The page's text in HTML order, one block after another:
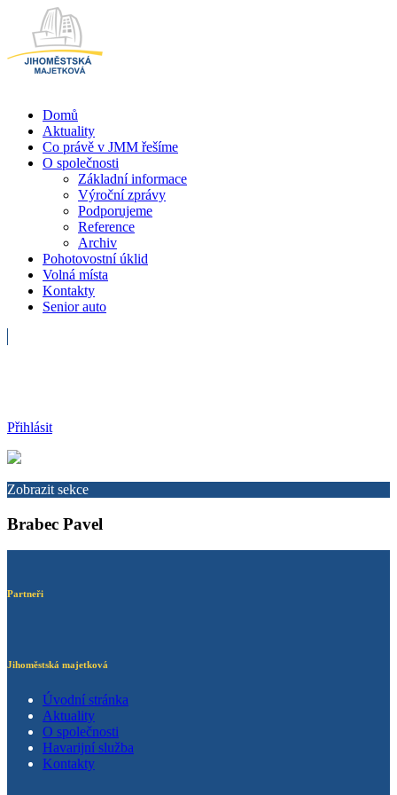
Domů
Aktuality
Co právě v JMM řešíme
O společnosti
Základní informace
Výroční zprávy
Podporujeme
Reference
Archiv
Pohotovostní úklid
Volná místa
Kontakty
Senior auto
Přihlásit
Zobrazit sekce
Brabec Pavel
Partneři
Jihoměstská majetková
Úvodní stránka
Aktuality
O společnosti
Havarijní služba
Kontakty